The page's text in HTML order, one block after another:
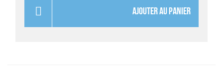
AJOUTER AU PANIER